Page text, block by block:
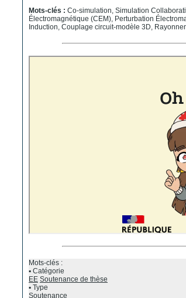
Mots-clés : Co-simulation, Simulation
Électromagnétique (CEM), Perturbation
Induction, Couplage circuit-modèle 3D,
Mots-clés :
Catégorie
EE Soutenance de thèse
Type
Soutenance